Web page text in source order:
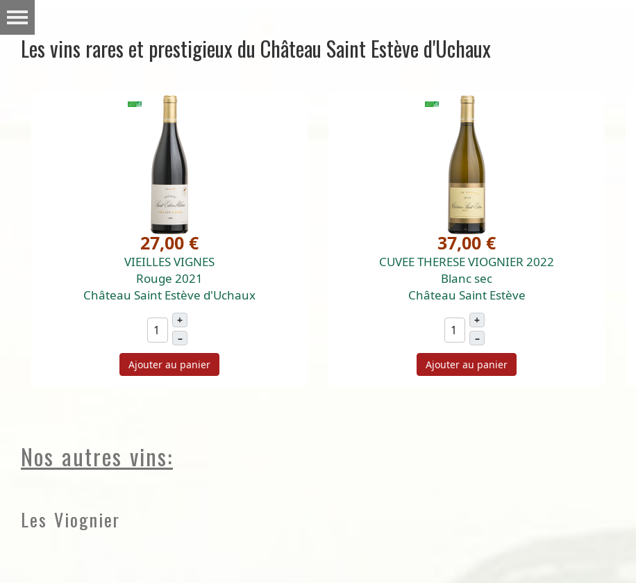
Les vins rares et prestigieux du Château Saint Estève d'Uchaux
27,00 €
VIEILLES VIGNES
Rouge 2021
Château Saint Estève d'Uchaux
+
–
Ajouter au panier
37,00 €
CUVEE THERESE VIOGNIER 2022
Blanc sec
Château Saint Estève
+
–
Ajouter au panier
Nos autres vins:
Les Viognier